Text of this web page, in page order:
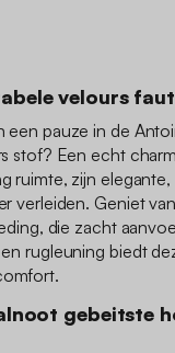
velours
een pauze in de
stof? Een echt
ruimte, zijn
verleiden. Geniet
die zacht
rugleuning biedt
gebeitste